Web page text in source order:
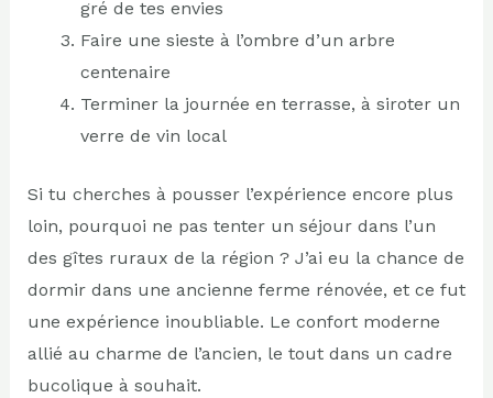
gré de tes envies
Faire une sieste à l’ombre d’un arbre
centenaire
Terminer la journée en terrasse, à siroter un
verre de vin local
Si tu cherches à pousser l’expérience encore plus
loin, pourquoi ne pas tenter un séjour dans l’un
des gîtes ruraux de la région ? J’ai eu la chance de
dormir dans une ancienne ferme rénovée, et ce fut
une expérience inoubliable. Le confort moderne
allié au charme de l’ancien, le tout dans un cadre
bucolique à souhait.